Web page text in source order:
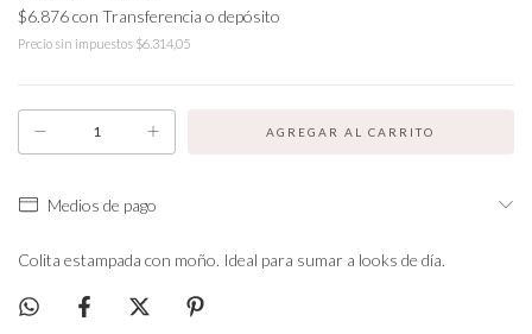
$6.876con Transferencia o depósito
Precio sin impuestos $6.314,05
Medios de pago
Colita estampada con moño. Ideal para sumar a looks de día.